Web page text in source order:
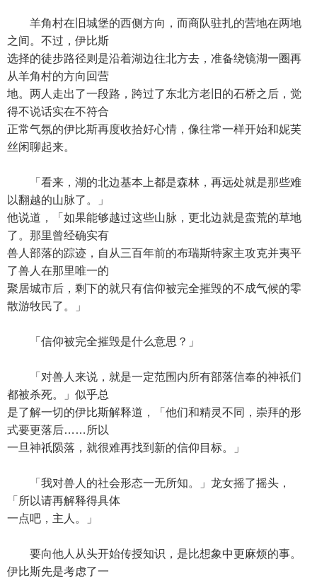
羊角村在旧城堡的西侧方向，而商队驻扎的营地在两地
之间。不过，伊比斯
选择的徒步路径则是沿着湖边往北方去，准备绕镜湖一圈再
从羊角村的方向回营
地。两人走出了一段路，跨过了东北方老旧的石桥之后，觉
得不说话实在不符合
正常气氛的伊比斯再度收拾好心情，像往常一样开始和妮芙
丝闲聊起来。
「看来，湖的北边基本上都是森林，再远处就是那些难
以翻越的山脉了。」
他说道，「如果能够越过这些山脉，更北边就是蛮荒的草地
了。那里曾经确实有
兽人部落的踪迹，自从三百年前的布瑞斯特家主攻克并夷平
了兽人在那里唯一的
聚居城市后，剩下的就只有信仰被完全摧毁的不成气候的零
散游牧民了。」
「信仰被完全摧毁是什么意思？」
「对兽人来说，就是一定范围内所有部落信奉的神祇们
都被杀死。」似乎总
是了解一切的伊比斯解释道，「他们和精灵不同，崇拜的形
式要更落后……所以
一旦神祇陨落，就很难再找到新的信仰目标。」
「我对兽人的社会形态一无所知。」龙女摇了摇头，
「所以请再解释得具体
一点吧，主人。」
要向他人从头开始传授知识，是比想象中更麻烦的事。
伊比斯先是考虑了一